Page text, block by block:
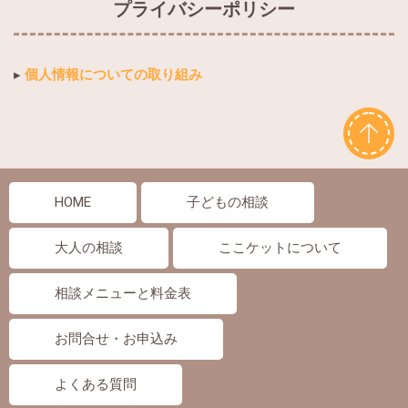
プライバシーポリシー
▸ 個人情報についての取り組み
HOME 子どもの相談
大人の相談 ここケットについて
相談メニューと料金表
お問合せ・お申込み
よくある質問